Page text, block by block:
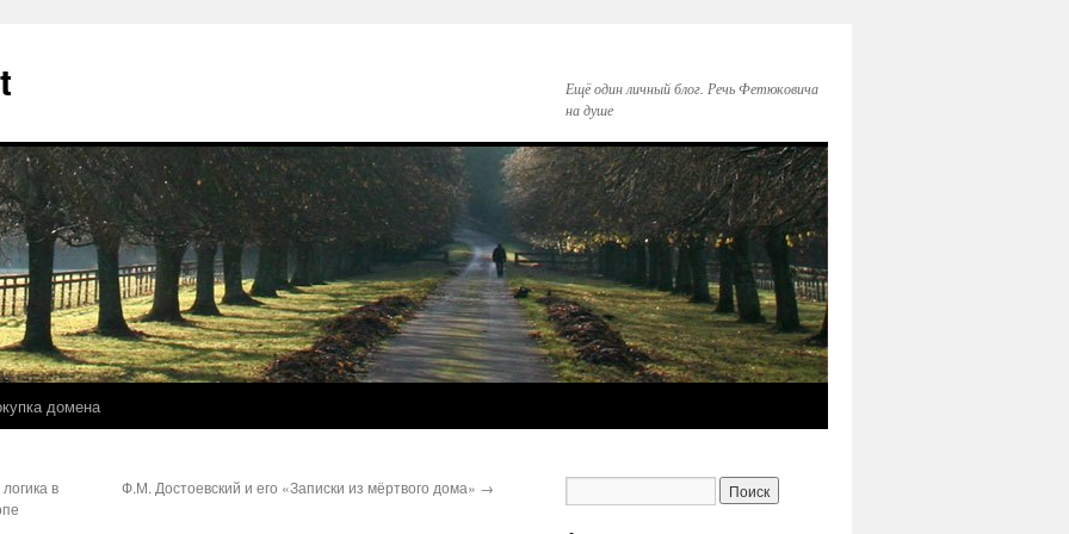
Ещё один личный блог. Речь Фетюковича
на душе
домена
в
Ф.М. Достоевский и его «Записки из мёртвого дома» →